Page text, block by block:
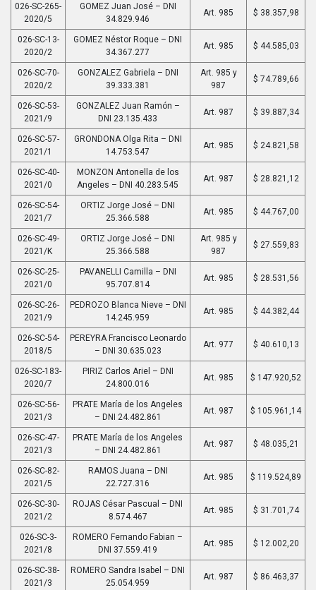
026-SC-265-
2020/5
GOMEZ Juan José – DNI
34.829.946
Art. 985 $ 38.357,98
026-SC-13-
2020/2
GOMEZ Néstor Roque – DNI
34.367.277
Art. 985 $ 44.585,03
026-SC-70-
2020/2
GONZALEZ Gabriela – DNI
39.333.381
Art. 985 y
987
$ 74.789,66
026-SC-53-
2021/9
GONZALEZ Juan Ramón –
DNI 23.135.433
Art. 987 $ 39.887,34
026-SC-57-
2021/1
GRONDONA Olga Rita – DNI
14.753.547
Art. 985 $ 24.821,58
026-SC-40-
2021/0
MONZON Antonella de los
Angeles – DNI 40.283.545
Art. 987 $ 28.821,12
026-SC-54-
2021/7
ORTIZ Jorge José – DNI
25.366.588
Art. 985 $ 44.767,00
026-SC-49-
2021/K
ORTIZ Jorge José – DNI
25.366.588
Art. 985 y
987
$ 27.559,83
026-SC-25-
2021/0
PAVANELLI Camilla – DNI
95.707.814
Art. 985 $ 28.531,56
026-SC-26-
2021/9
PEDROZO Blanca Nieve – DNI
14.245.959
Art. 985 $ 44.382,44
026-SC-54-
2018/5
PEREYRA Francisco Leonardo
– DNI 30.635.023
Art. 977 $ 40.610,13
026-SC-183-
2020/7
PIRIZ Carlos Ariel – DNI
24.800.016
Art. 985 $ 147.920,52
026-SC-56-
2021/3
PRATE María de los Angeles
– DNI 24.482.861
Art. 987 $ 105.961,14
026-SC-47-
2021/3
PRATE María de los Angeles
– DNI 24.482.861
Art. 987 $ 48.035,21
026-SC-82-
2021/5
RAMOS Juana – DNI
22.727.316
Art. 985 $ 119.524,89
026-SC-30-
2021/2
ROJAS César Pascual – DNI
8.574.467
Art. 985 $ 31.701,74
026-SC-3-
2021/8
ROMERO Fernando Fabian –
DNI 37.559.419
Art. 985 $ 12.002,20
026-SC-38-
2021/3
ROMERO Sandra Isabel – DNI
25.054.959
Art. 987 $ 86.463,37